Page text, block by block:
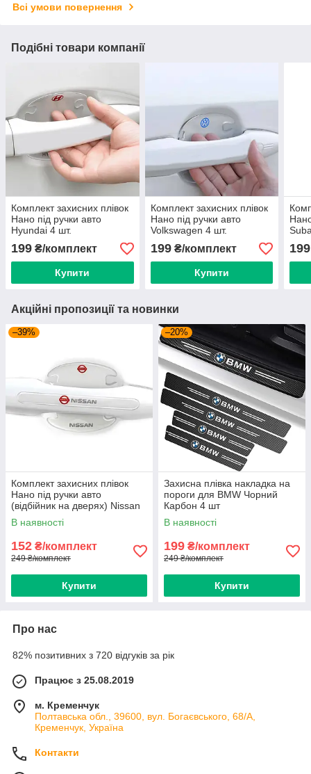
Всі умови повернення
Подібні товари компанії
Комплект захисних плівок
Нано під ручки авто
Hyundai 4 шт.
199 ₴/комплект
Купити
Комплект захисних плівок
Нано під ручки авто
Volkswagen 4 шт.
199₴/комплект
Купити
199
Акційні пропозиції та новинки
–39%
Комплект захисних плівок
Нано під ручки авто
(відбійник на дверях) Nissan
8 шт
В наявності
152 ₴/комплект
249 ₴/комплект
Купити
–20%
Захисна плівка накладка на
пороги для BMW Чорний
Карбон 4 шт
В наявності
199 ₴/комплект
249 ₴/комплект
Купити
Про нас
82% позитивних з 720 відгуків за рік
Працює з 25.08.2019
м. Кременчук
Полтавська обл., 39600, вул. Богаєвського, 68/А,
Кременчук, Україна
Контакти